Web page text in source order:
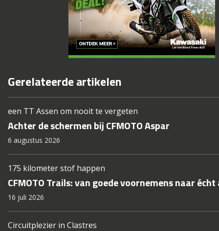
Gerelateerde artikelen
een TT Assen om nooit te vergeten
Achter de schermen bij CFMOTO Aspar
6 augustus 2026
175 kilometer stof happen
CFMOTO Trails: van goede voornemens naar
16 juli 2026
Circuitplezier in Clastres